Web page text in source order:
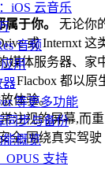
iOS 云音乐
音频
用
器
等更多功能
同步与备份
能概览
OPUS 支持
于你。
无论你
或 Internxt 这
媒体服务器、家
Flacbox 都以原
体验。
注视的屏幕,而重
全,围绕真实驾驶